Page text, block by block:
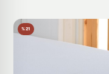
%21